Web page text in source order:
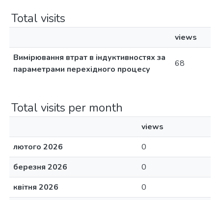
Total visits
views
Вимірювання втрат в індуктивностях за
параметрами перехідного процесу
68
Total visits per month
views
лютого 2026
0
березня 2026
0
квітня 2026
0